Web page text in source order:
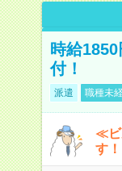
時給
付！
派遣 職種未
≪ビ
す！